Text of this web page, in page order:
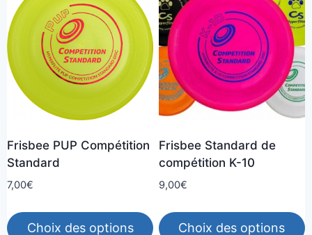
Frisbee PUP Compétition
Standard
7,00€
Choix des options
Frisbee Standard de
compétition K-10
9,00€
Choix des options